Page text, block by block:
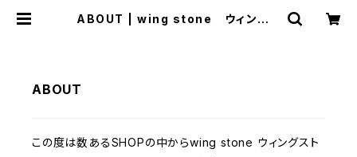
ABOUT | wing stone ウィングス
ABOUT
この度は数あるSHOPの中からwing stone ウィングスト